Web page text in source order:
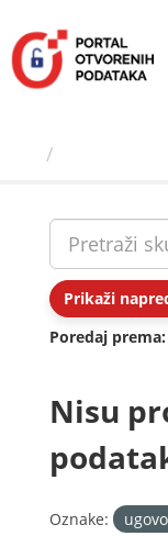
sadržaj
Prikaži
Poredaj prema
Nisu
Oznake: